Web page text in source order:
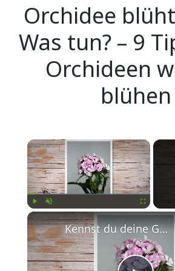
Orchidee
Was tun? – 9
Orchideen
blühen
×
Fullscreen
Kennst du deine Geburtsblume?